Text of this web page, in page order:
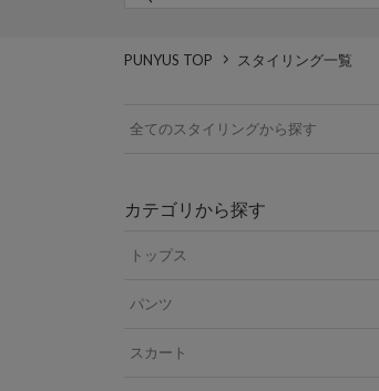
PUNYUS TOP スタイリング一覧
全てのスタイリングから探す
カテゴリから探す
トップス
パンツ
スカート